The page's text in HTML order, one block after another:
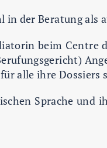
der Beratung als
beim Centre
alle ihre
Sprache